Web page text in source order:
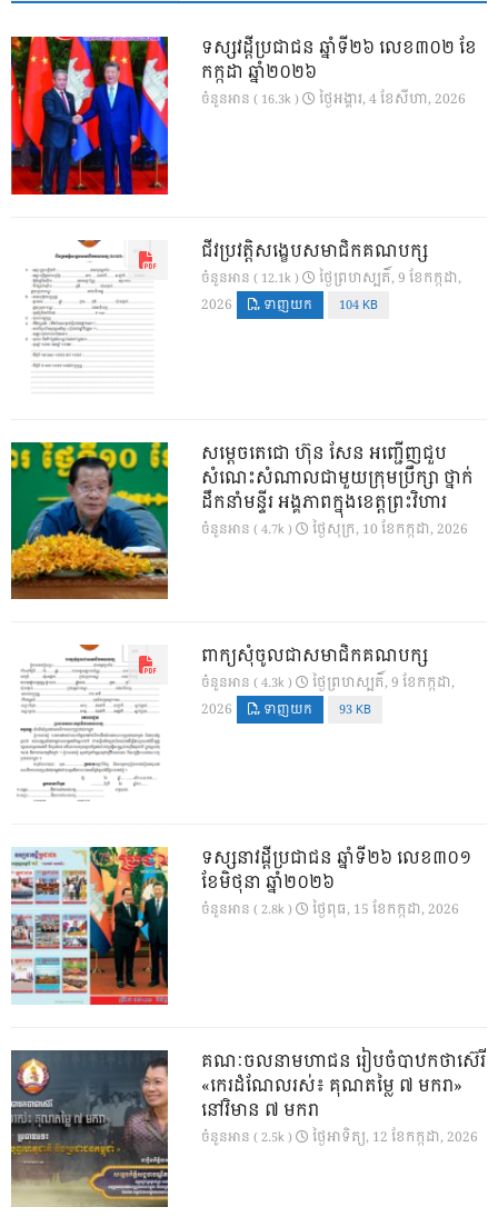
ទស្សវដ្តីប្រជាជន ឆ្នាំទី២៦ លេខ៣០២ ខែ
កក្កដា ឆ្នាំ២០២៦
ចំនួនអាន ( 16.3k ) ថ្ងៃ​អង្គារ, 4 ខែ​សីហា, 2026
ជីវប្រវត្តិសង្ខេបសមាជិកគណបក្ស
ចំនួនអាន ( 12.1k )
ថ្ងៃ​ព្រហស្បតិ៍, 9 ខែ​កក្កដា,
2026
ទាញយក 104 KB
សម្តេចតេជោ ហ៊ុន សែន អញ្ជើញជួប
សំណេះសំណាលជាមួយក្រុមប្រឹក្សា ថ្នាក់
ដឹកនាំមន្ទីរ អង្គភាពក្នុងខេត្តព្រះវិហារ
ចំនួនអាន ( 4.7k ) ថ្ងៃ​សុក្រ, 10 ខែ​កក្កដា, 2026
ពាក្យសុំចូលជាសមាជិកគណបក្ស
ចំនួនអាន ( 4.3k )
ថ្ងៃ​ព្រហស្បតិ៍, 9 ខែ​កក្កដា,
2026
ទាញយក 93 KB
ទស្សនាវដ្ដីប្រជាជន ឆ្នាំទី២៦ លេខ៣០១
ខែមិថុនា ឆ្នាំ២០២៦
ចំនួនអាន ( 2.8k ) ថ្ងៃ​ពុធ, 15 ខែ​កក្កដា, 2026
គណៈចលនាមហាជន រៀបចំបាឋកថាស៊េរី
«កេរដំណែលរស់៖ គុណតម្លៃ ៧ មករា»
នៅវិមាន ៧ មករា
ចំនួនអាន ( 2.5k ) ថ្ងៃ​អាទិត្យ, 12 ខែ​កក្កដា, 2026